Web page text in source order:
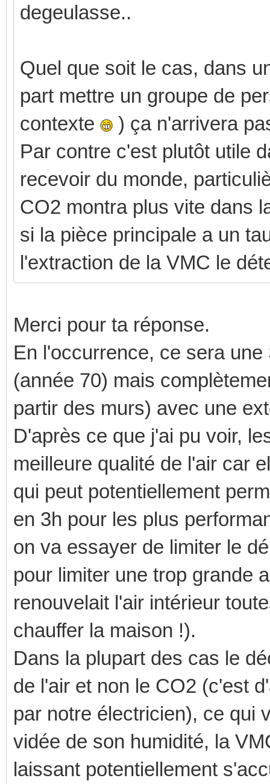
degeulasse..
Quel que soit le cas, dans
part mettre un groupe de
contexte
) ça n'arrivera
Par contre c'est plutôt utile
recevoir du monde,
CO2 montra plus vite dans
si la pièce principale a un
l'extraction de la VMC le
Merci pour ta réponse.
En l'occurrence, ce sera
(année 70) mais
partir des murs) avec une
D'après ce que j'ai pu voir,
meilleure qualité de l'air car
qui peut potentiellement
en 3h pour les plus
on va essayer de limiter le
pour limiter une trop grande
renouvelait l'air intérieur
chauffer la maison !).
Dans la plupart des cas le
de l'air et non le CO2 (c'est
par notre électricien), ce qui
vidée de son humidité, la
laissant potentiellement